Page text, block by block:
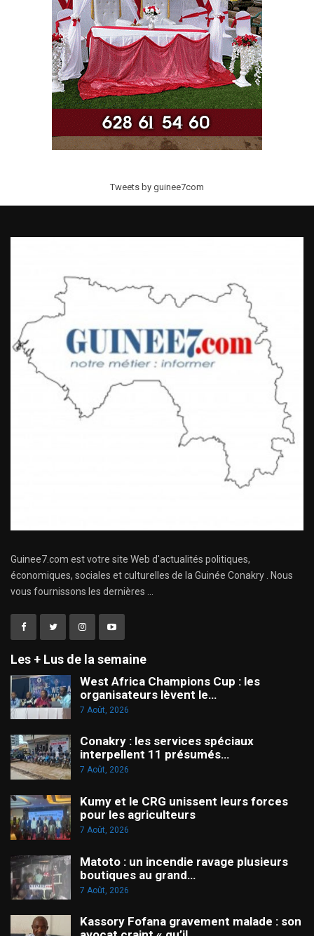
Tweets by guinee7com
Guinee7.com est votre site Web d'actualités politiques,
économiques, sociales et culturelles de la Guinée Conakry . Nous
vous fournissons les dernières ...
Les + Lus de la semaine
West Africa Champions Cup : les
organisateurs lèvent le…
7 Août, 2026
Conakry : les services spéciaux
interpellent 11 présumés…
7 Août, 2026
Kumy et le CRG unissent leurs forces
pour les agriculteurs
7 Août, 2026
Matoto : un incendie ravage plusieurs
boutiques au grand…
7 Août, 2026
Kassory Fofana gravement malade : son